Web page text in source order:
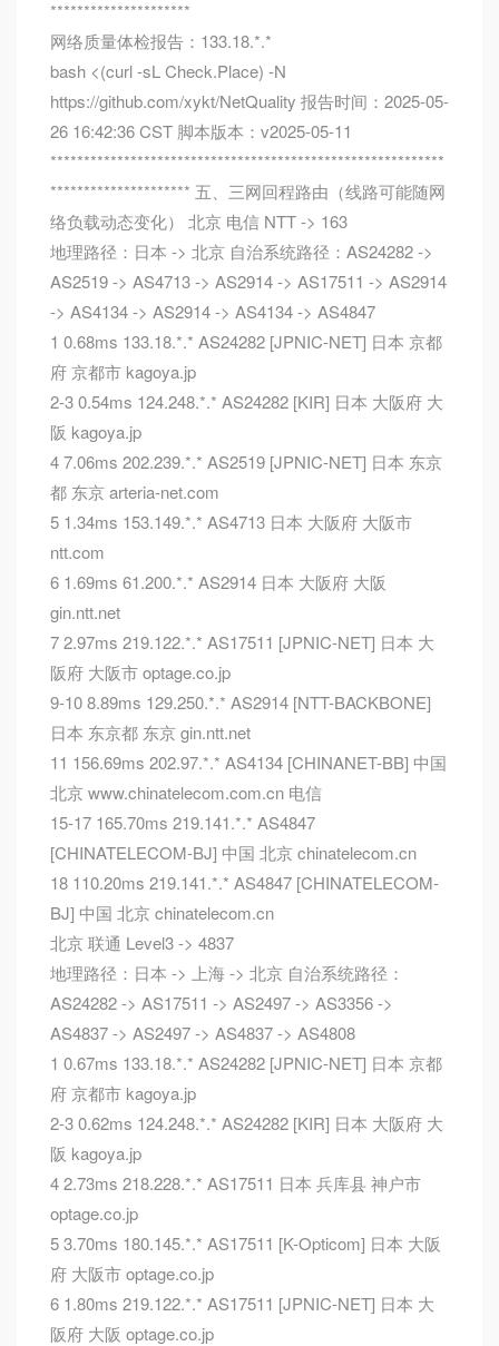
*********************
网络质量体检报告：133.18.*.*
bash <(curl -sL Check.Place) -N
https://github.com/xykt/NetQuality 报告时间：2025-05-
26 16:42:36 CST 脚本版本：v2025-05-11
***********************************************************
********************* 五、三网回程路由（线路可能随网
络负载动态变化） 北京 电信 NTT -> 163
地理路径：日本 -> 北京 自治系统路径：AS24282 ->
AS2519 -> AS4713 -> AS2914 -> AS17511 -> AS2914
-> AS4134 -> AS2914 -> AS4134 -> AS4847
1 0.68ms 133.18.*.* AS24282 [JPNIC-NET] 日本 京都
府 京都市 kagoya.jp
2-3 0.54ms 124.248.*.* AS24282 [KIR] 日本 大阪府 大
阪 kagoya.jp
4 7.06ms 202.239.*.* AS2519 [JPNIC-NET] 日本 东京
都 东京 arteria-net.com
5 1.34ms 153.149.*.* AS4713 日本 大阪府 大阪市
ntt.com
6 1.69ms 61.200.*.* AS2914 日本 大阪府 大阪
gin.ntt.net
7 2.97ms 219.122.*.* AS17511 [JPNIC-NET] 日本 大
阪府 大阪市 optage.co.jp
9-10 8.89ms 129.250.*.* AS2914 [NTT-BACKBONE]
日本 东京都 东京 gin.ntt.net
11 156.69ms 202.97.*.* AS4134 [CHINANET-BB] 中国
北京 www.chinatelecom.com.cn 电信
15-17 165.70ms 219.141.*.* AS4847
[CHINATELECOM-BJ] 中国 北京 chinatelecom.cn
18 110.20ms 219.141.*.* AS4847 [CHINATELECOM-
BJ] 中国 北京 chinatelecom.cn
北京 联通 Level3 -> 4837
地理路径：日本 -> 上海 -> 北京 自治系统路径：
AS24282 -> AS17511 -> AS2497 -> AS3356 ->
AS4837 -> AS2497 -> AS4837 -> AS4808
1 0.67ms 133.18.*.* AS24282 [JPNIC-NET] 日本 京都
府 京都市 kagoya.jp
2-3 0.62ms 124.248.*.* AS24282 [KIR] 日本 大阪府 大
阪 kagoya.jp
4 2.73ms 218.228.*.* AS17511 日本 兵库县 神户市
optage.co.jp
5 3.70ms 180.145.*.* AS17511 [K-Opticom] 日本 大阪
府 大阪市 optage.co.jp
6 1.80ms 219.122.*.* AS17511 [JPNIC-NET] 日本 大
阪府 大阪 optage.co.jp